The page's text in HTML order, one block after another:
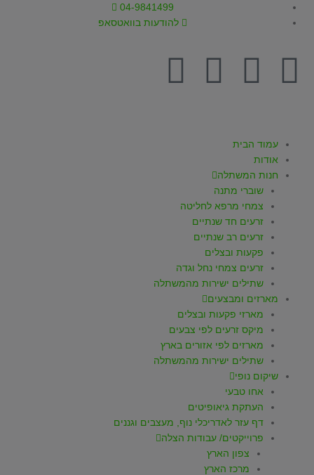
דילוג
לתוכן
04-9841499
להודעות בוואטסאפ
F
c
e
b
o
o
k
f
Y
u
t
u
b
e
I
t
a
g
r
a
m
W
p
עמוד הבית
אודות
חנות המשתלה
שוברי מתנה
צמחי מרפא לחליטה
זרעים חד שנתיים
זרעים רב שנתיים
פקעות ובצלים
זרעים צמחי נחל וגדה
שתילים ישירות מהמשתלה
מארזים ומבצעים
מארזי פקעות ובצלים
מיקס זרעים לפי צבעים
מארזים לפי אזורים בארץ
שתילים ישירות מהמשתלה
שיקום נופי
אחו טבעי
העתקת גיאופיטים
דף עזר לאדריכלי נוף, מעצבים וגננים
פרוייקטים/ עבודות הצלה
צפון הארץ
מרכז הארץ